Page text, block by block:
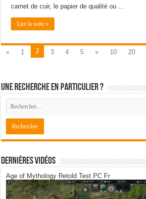
carnet de cuir, le papier de qualité ou …
Lire la suite »
« 1 2 3 4 5 » 10 20
Une recherche en particulier ?
Dernières Vidéos
Age of Mythology Retold Test PC Fr